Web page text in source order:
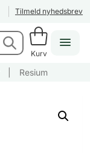
Tilmeld nyhedsbrev
Kurv
Resium